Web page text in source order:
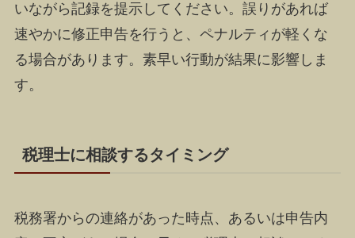
いながら記録を提示してください。誤りがあれば
速やかに修正申告を行うと、ペナルティが軽くな
る場合があります。素早い行動が結果に影響しま
す。
税理士に相談するタイミング
税務署からの連絡があった時点、あるいは申告内